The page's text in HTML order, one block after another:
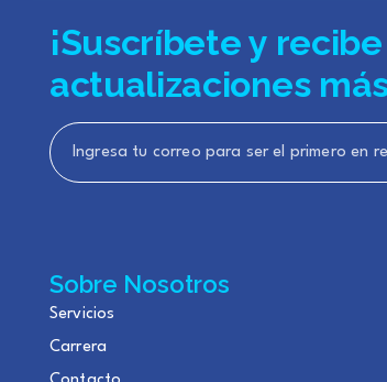
¡Suscríbete y
actualizaciones
Sobre Nosotros
Servicios
Carrera